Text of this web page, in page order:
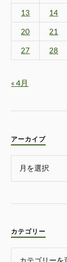
13 14
20 21
27 28
« 4月
アーカイブ
カテゴリー